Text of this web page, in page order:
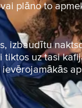
plāno to
izbaudītu
uz tasi